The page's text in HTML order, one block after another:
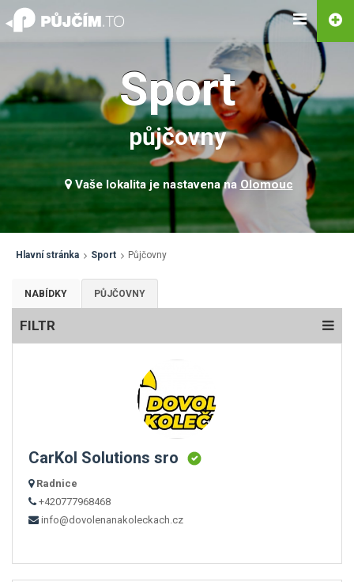
Sport
půjčovny
Vaše lokalita je nastavena na Olomouc
Hlavní stránka Sport Půjčovny
NABÍDKY PŮJČOVNY
FILTR
CarKol Solutions sro
Radnice
+420777968468
info@dovolenanakoleckach.cz